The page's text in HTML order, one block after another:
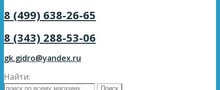
8 (499) 638-26-65
8 (343) 288-53-06
gk.gidro@yandex.ru
Найти: